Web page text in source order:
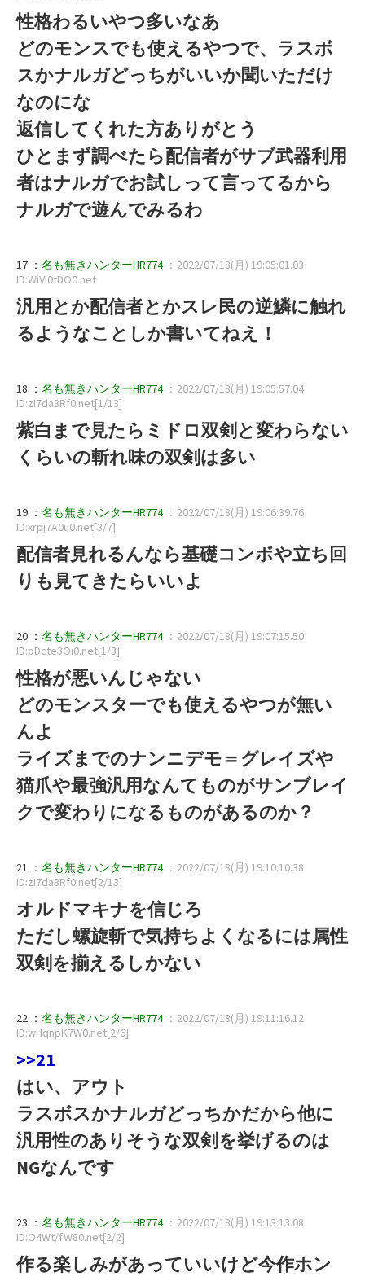
性格わるいやつ多いなあ
どのモンスでも使えるやつで、ラスボ
スかナルガどっちがいいか聞いただけ
なのにな
返信してくれた方ありがとう
ひとまず調べたら配信者がサブ武器利用
者はナルガでお試しって言ってるから
ナルガで遊んでみるわ
17 ： 名も無きハンターHR774 ：2022/07/18(月) 19:05:01.03
ID:WiVI0tDO0.net
汎用とか配信者とかスレ民の逆鱗に触れ
るようなことしか書いてねえ！
18 ： 名も無きハンターHR774 ：2022/07/18(月) 19:05:57.04
ID:zI7da3Rf0.net[1/13]
紫白まで見たらミドロ双剣と変わらない
くらいの斬れ味の双剣は多い
19 ： 名も無きハンターHR774 ：2022/07/18(月) 19:06:39.76
ID:xrpj7A0u0.net[3/7]
配信者見れるんなら基礎コンボや立ち回
りも見てきたらいいよ
20 ： 名も無きハンターHR774 ：2022/07/18(月) 19:07:15.50
ID:pDcte3Oi0.net[1/3]
性格が悪いんじゃない
どのモンスターでも使えるやつが無い
んよ
ライズまでのナンニデモ＝グレイズや
猫爪や最強汎用なんてものがサンブレイ
クで変わりになるものがあるのか？
21 ： 名も無きハンターHR774 ：2022/07/18(月) 19:10:10.38
ID:zI7da3Rf0.net[2/13]
オルドマキナを信じろ
ただし螺旋斬で気持ちよくなるには属性
双剣を揃えるしかない
22 ： 名も無きハンターHR774 ：2022/07/18(月) 19:11:16.12
ID:wHqnpK7W0.net[2/6]
>>21
はい、アウト
ラスボスかナルガどっちかだから他に
汎用性のありそうな双剣を挙げるのは
NGなんです
23 ： 名も無きハンターHR774 ：2022/07/18(月) 19:13:13.08
ID:O4Wt/fW80.net[2/2]
作る楽しみがあっていいけど今作ホン